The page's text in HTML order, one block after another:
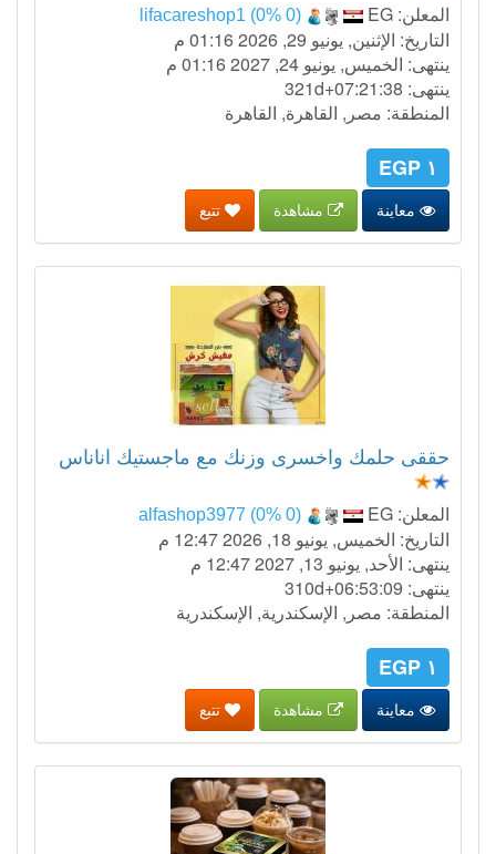
المعلن: lifacareshop1 (0% 0)
EG
التاريخ: الإثنين, يونيو 29, 2026 01:16 م
ينتهى: الخميس, يونيو 24, 2027 01:16 م
ينتهى: 321d+07:21:37
المنطقة: مصر, القاهرة, القاهرة
١ EGP
معاينة مشاهدة تتبع
حققى حلمك واخسرى وزنك مع ماجستيك اناناس
المعلن: alfashop3977 (0% 0)
EG
التاريخ: الخميس, يونيو 18, 2026 12:47 م
ينتهى: الأحد, يونيو 13, 2027 12:47 م
ينتهى: 310d+06:53:08
المنطقة: مصر, الإسكندرية, الإسكندرية
١ EGP
معاينة مشاهدة تتبع